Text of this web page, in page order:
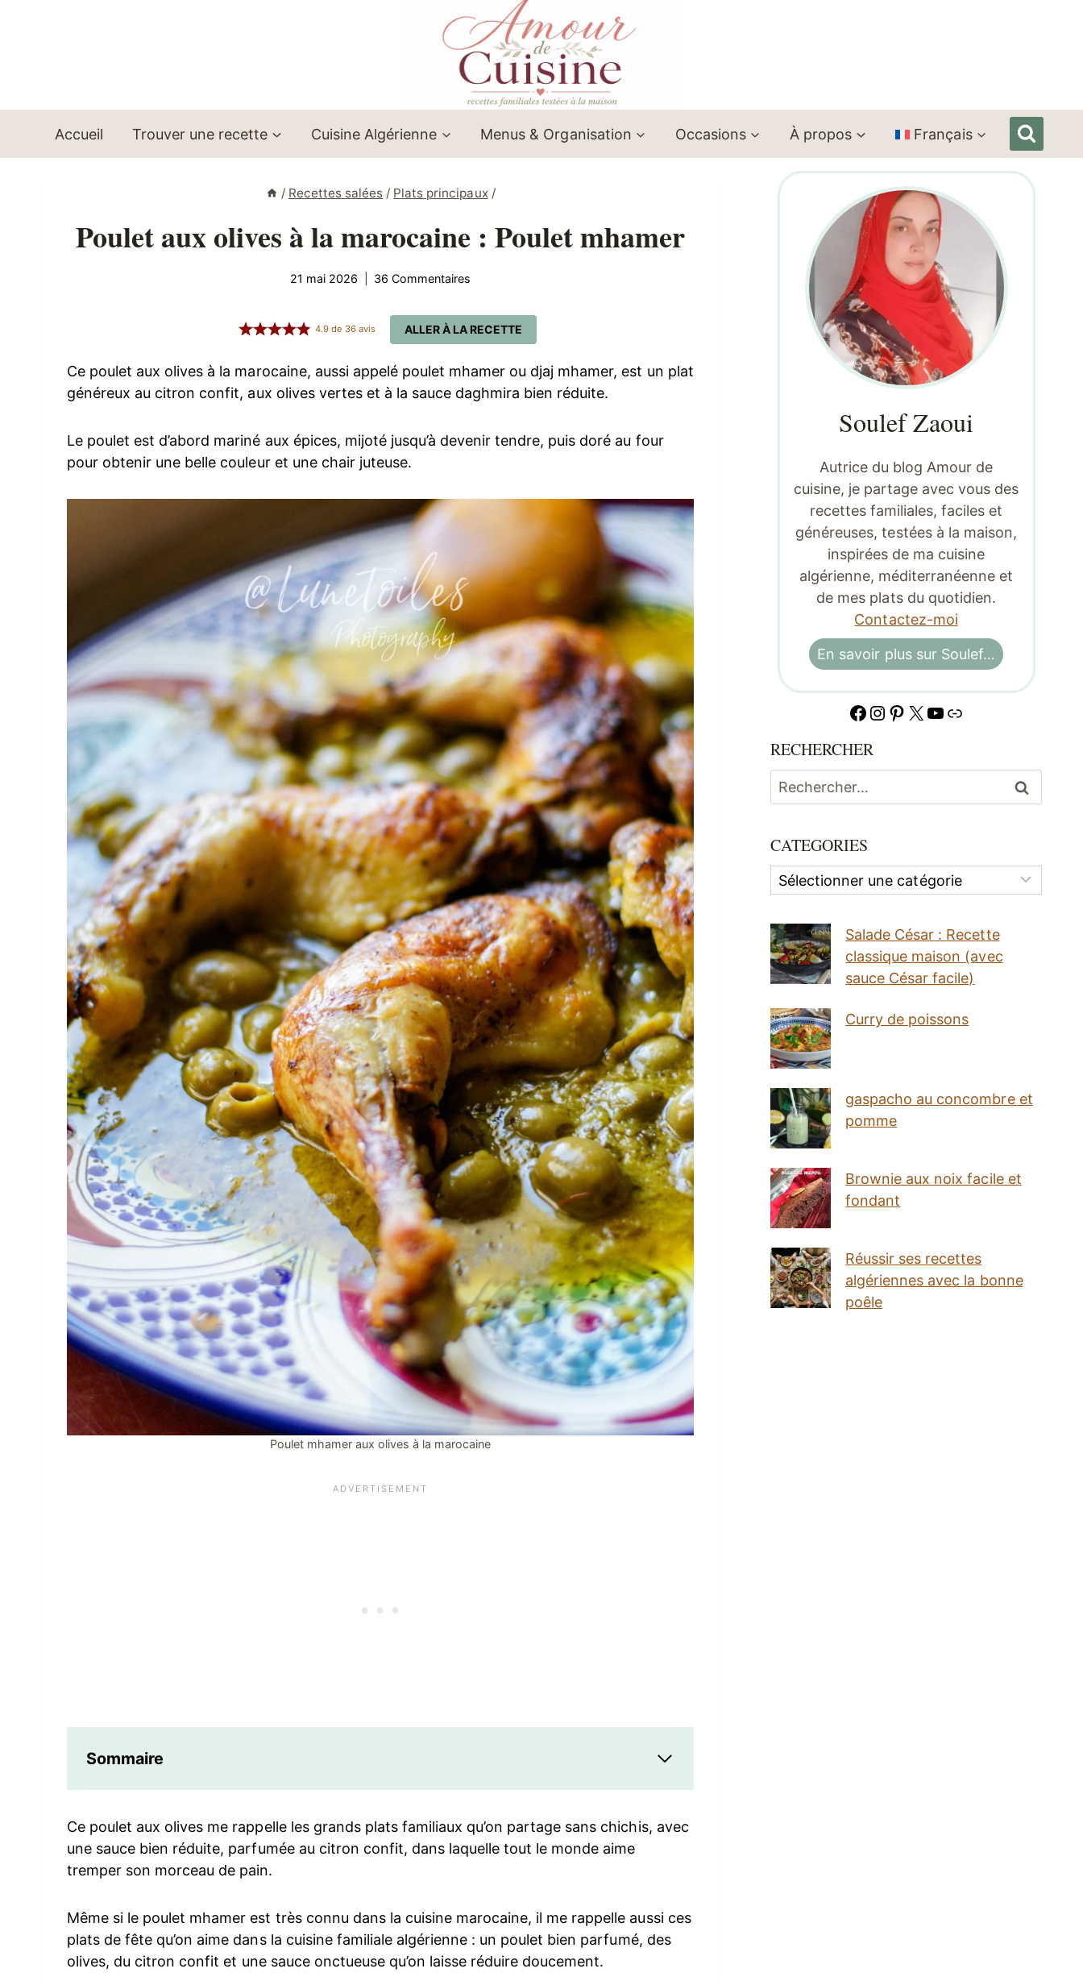
Accueil Trouver une recette Cuisine Algérienne Menus & Organisation Occasions À propos Français
/ Recettes salées / Plats principaux /
Poulet aux olives à la marocaine : Poulet mhamer
21 mai 2026 36 Commentaires
ALLER À LA RECETTE
4.9de 36avis
Ce poulet aux olives à la marocaine, aussi appelé poulet mhamer ou djaj mhamer, est un plat
généreux au citron confit, aux olives vertes et à la sauce daghmira bien réduite.
Le poulet est d’abord mariné aux épices, mijoté jusqu’à devenir tendre, puis doré au four
pour obtenir une belle couleur et une chair juteuse.
Poulet mhamer aux olives à la marocaine
Sommaire
Ce poulet aux olives me rappelle les grands plats familiaux qu’on partage sans chichis, avec
une sauce bien réduite, parfumée au citron confit, dans laquelle tout le monde aime
tremper son morceau de pain.
Même si le poulet mhamer est très connu dans la cuisine marocaine, il me rappelle aussi ces
plats de fête qu’on aime dans la cuisine familiale algérienne : un poulet bien parfumé, des
olives, du citron confit et une sauce onctueuse qu’on laisse réduire doucement.
Soulef Zaoui
Autrice du blog Amour de
cuisine, je partage avec vous des
recettes familiales, faciles et
généreuses, testées à la maison,
inspirées de ma cuisine
algérienne, méditerranéenne et
de mes plats du quotidien.
Contactez-moi
En savoir plus sur Soulef…
Facebook
Instagram
Pinterest
X YouTube
Lien
RECHERCHER
Rechercher :
CATEGORIES
Categories
Salade César : Recette
classique maison (avec
sauce César facile)
Curry de poissons
gaspacho au concombre et
pomme
Brownie aux noix facile et
fondant
Réussir ses recettes
algériennes avec la bonne
poêle